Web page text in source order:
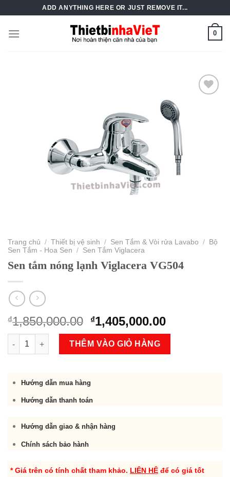
content
ADD ANYTHING HERE OR JUST REMOVE IT...
0
Trang chủ / Thiết bị vệ sinh / Sen Tắm & Vòi rửa Lavabo / Bộ
Sen Tắm - Hoa Sen
/ Sen Tắm Viglacera
Sen tắm nóng lạnh Viglacera VG504
₫1,850,000.00 Original
price
was:
₫1,850,000.00.
₫1,405,000.00Current
price
Sen tắm nóng lạnh Viglacera VG504 số lượng
THÊM VÀO GIỎ HÀNG
Hướng dẫn mua hàng
Hướng dẫn thanh toán
Hướng dẫn giao & nhận hàng
Chính sách bảo hành
* Giá trên có tính chất tham khảo. LIÊN HỆ để có giá tốt